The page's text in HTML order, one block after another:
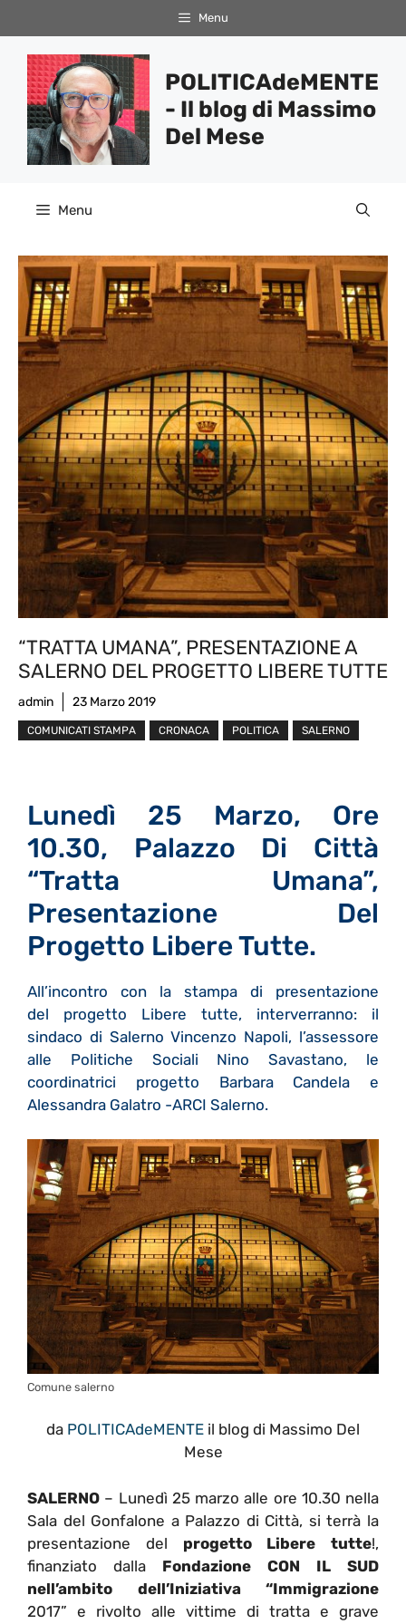
al
contenuto
Menu
POLITICAdeMENTE
- Il blog di Massimo
Del Mese
Menu
“TRATTA UMANA”, PRESENTAZIONE A
SALERNO DEL PROGETTO LIBERE TUTTE
admin 23 Marzo 2019
COMUNICATI STAMPA CRONACA POLITICA SALERNO
Lunedì 25 Marzo, Ore
10.30, Palazzo Di Città
“Tratta Umana”,
Presentazione Del
Progetto Libere Tutte.
All’incontro con la stampa di presentazione
del progetto Libere tutte, interverranno: il
sindaco di Salerno Vincenzo Napoli, l’assessore
alle Politiche Sociali Nino Savastano, le
coordinatrici progetto Barbara Candela e
Alessandra Galatro -ARCI Salerno.
Comune salerno
da POLITICAdeMENTE il blog di Massimo Del
Mese
SALERNO – Lunedì 25 marzo alle ore 10.30 nella
Sala del Gonfalone a Palazzo di Città, si terrà la
presentazione del progetto Libere tutte!,
finanziato dalla Fondazione CON IL SUD
nell’ambito dell’Iniziativa “Immigrazione
2017” e rivolto alle vittime di tratta e grave